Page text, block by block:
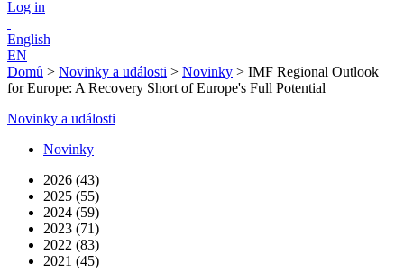
Log in
English
EN
Domů > Novinky a události > Novinky > IMF Regional Outlook
for Europe: A Recovery Short of Europe's Full Potential
Novinky a události
Novinky
2026 (43)
2025 (55)
2024 (59)
2023 (71)
2022 (83)
2021 (45)